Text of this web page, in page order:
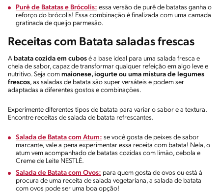
Purê de Batatas e Brócolis: essa versão de purê de batatas ganha o
reforço do brócolis! Essa combinação é finalizada com uma camada
gratinada de queijo parmesão.
Receitas com Batata saladas frescas
A batata cozida em cubos é a base ideal para uma salada fresca e
cheia de sabor, capaz de transformar qualquer refeição em algo leve e
nutritivo. Seja com maionese, iogurte ou uma mistura de legumes
frescos, as saladas de batata são super versáteis e podem ser
adaptadas a diferentes gostos e combinações.
Experimente diferentes tipos de batata para variar o sabor e a textura.
Encontre receitas de salada de batata refrescantes.
Salada de Batata com Atum: se você gosta de peixes de sabor
marcante, vale a pena experimentar essa receita com batata! Nela, o
atum vem acompanhado de batatas cozidas com limão, cebola e
Creme de Leite NESTLÉ.
Salada de Batata com Ovos: para quem gosta de ovos ou está à
procura de uma receita de salada vegetariana, a salada de batata
com ovos pode ser uma boa opção!